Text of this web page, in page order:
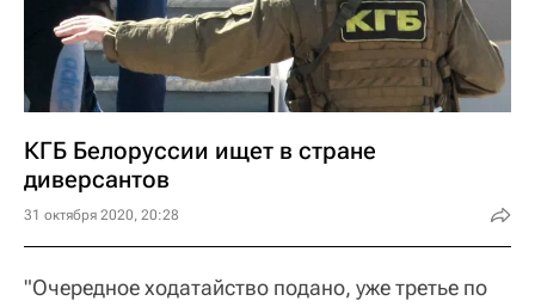
КГБ Белоруссии ищет в стране
диверсантов
31 октября 2020, 20:28
"Очередное ходатайство подано, уже третье по